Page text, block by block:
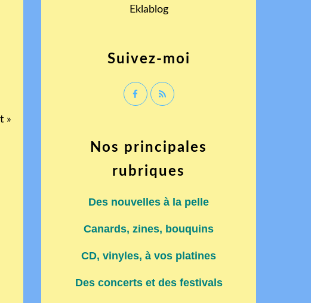
»
Eklablog
Suivez-moi
Nos principales
rubriques
Des nouvelles à la pelle
Canards, zines, bouquins
CD, vinyles, à vos platines
Des concerts et des festivals